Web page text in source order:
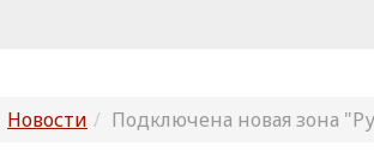
Новости Подключена новая зона